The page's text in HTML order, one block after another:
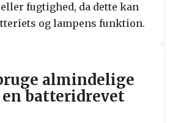
fugtighed, da dette kan
og lampens funktion.
almindelige
batteridrevet